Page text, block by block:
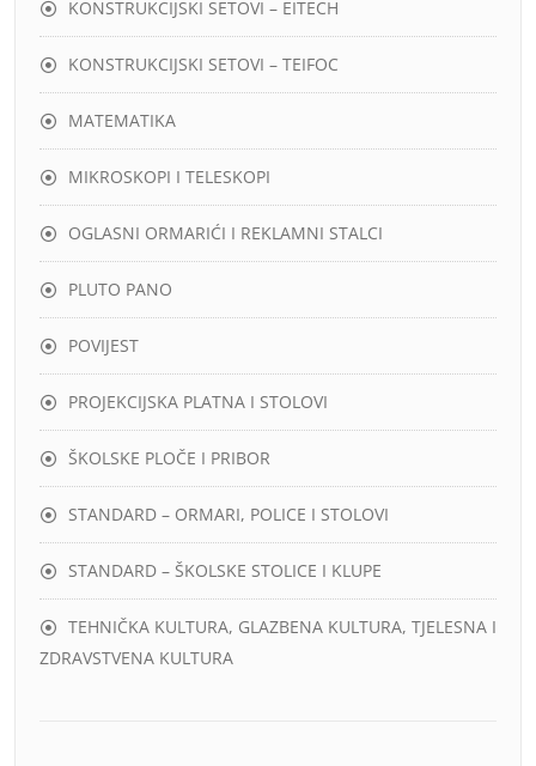
KONSTRUKCIJSKI SETOVI – EITECH
KONSTRUKCIJSKI SETOVI – TEIFOC
MATEMATIKA
MIKROSKOPI I TELESKOPI
OGLASNI ORMARIĆI I REKLAMNI STALCI
PLUTO PANO
POVIJEST
PROJEKCIJSKA PLATNA I STOLOVI
ŠKOLSKE PLOČE I PRIBOR
STANDARD – ORMARI, POLICE I STOLOVI
STANDARD – ŠKOLSKE STOLICE I KLUPE
TEHNIČKA KULTURA, GLAZBENA KULTURA, TJELESNA I
ZDRAVSTVENA KULTURA